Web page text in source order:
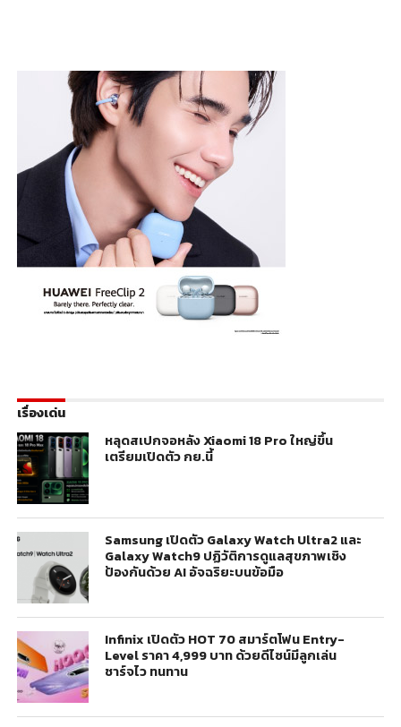
เรื่องเด่น
หลุดสเปกจอหลัง Xiaomi 18 Pro ใหญ่ขึ้น
เตรียมเปิดตัว กย.นี้
Samsung เปิดตัว Galaxy Watch Ultra2 และ
Galaxy Watch9 ปฏิวัติการดูแลสุขภาพเชิง
ป้องกันด้วย AI อัจฉริยะบนข้อมือ
Infinix เปิดตัว HOT 70 สมาร์ตโฟน Entry-
Level ราคา 4,999 บาท ด้วยดีไซน์มีลูกเล่น
ชาร์จไว ทนทาน